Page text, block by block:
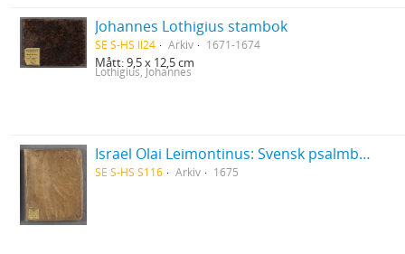
Johannes Lothigius stambok
SE S-HS Il24 Arkiv 1671-1674
Mått: 9,5 x 12,5 cm
Lothigius, Johannes
Israel Olai Leimontinus: Svensk psalmbok med sångnoter
SE S-HS S116 Arkiv 1675